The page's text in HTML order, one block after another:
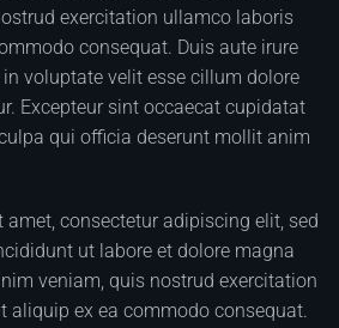
exercitation ullamco laboris
consequat. Duis aute irure
voluptate velit esse cillum dolore
Excepteur sint occaecat cupidatat
qui officia deserunt mollit anim
consectetur adipiscing elit, sed
ut labore et dolore magna
veniam, quis nostrud exercitation
aliquip ex ea commodo consequat.